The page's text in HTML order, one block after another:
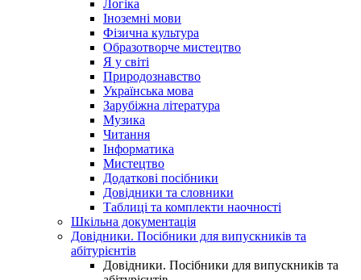
Логіка
Іноземні мови
Фізична культура
Образотворче мистецтво
Я у світі
Природознавство
Українська мова
Зарубіжна література
Музика
Читання
Інформатика
Мистецтво
Додаткові посібники
Довідники та словники
Таблиці та комплекти наочності
Шкільна документація
Довідники. Посібники для випускників та
абітурієнтів
Довідники. Посібники для випускників та